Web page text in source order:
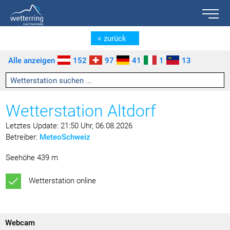
Zum Inhalt springen [AK + 0]
Zum linken senkrechten Seitenmenü springen [AK + 1]
Zum rechten senkrechten Seitenmenü springen [AK + 2]
Zu den Inhalten im Fußbereich springen [AK + 3]
Toggle
< zurück
Alle anzeigen 152 97 41 1 13
Wetterstation Altdorf
Letztes Update: 21:50 Uhr, 06.08.2026
Betreiber: MeteoSchweiz
Seehöhe 439 m
Wetterstation online
Webcam